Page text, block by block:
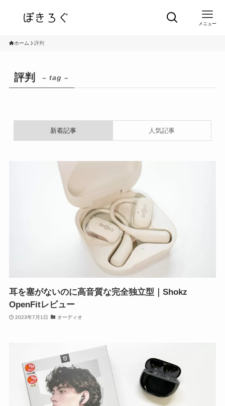
メニュー
ホーム 評判
評判 – tag –
新着記事 人気記事
耳を塞がないのに高音質な完全独立型｜Shokz
OpenFitレビュー
2023年7月1日 オーディオ